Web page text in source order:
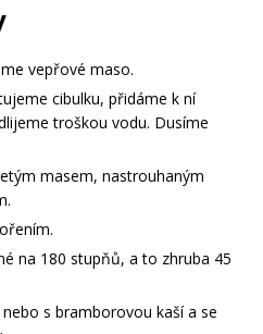
vepřové maso.
cibulku, přidáme k ní
troškou vodu. Dusíme
masem, nastrouhaným
na 180 stupňů, a to zhruba 45
s bramborovou kaší a se